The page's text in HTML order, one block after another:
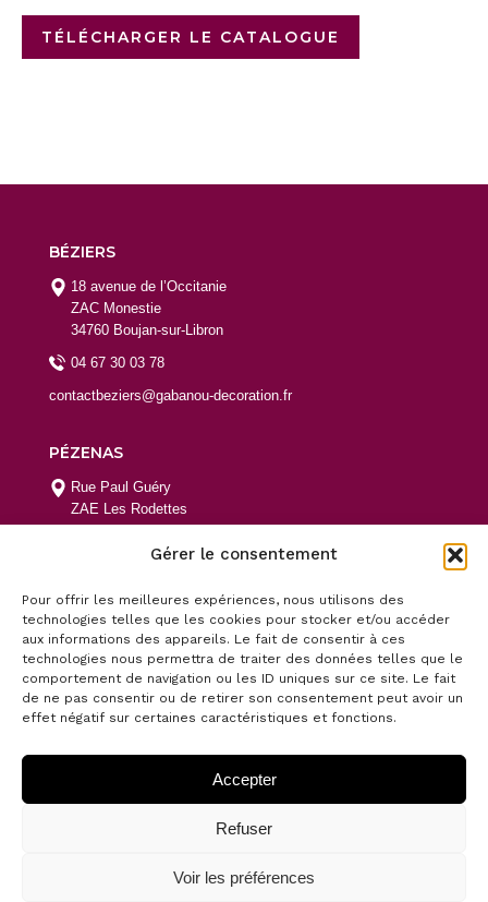
Gérer le consentement
Pour offrir les meilleures expériences, nous utilisons des
technologies telles que les cookies pour stocker et/ou accéder
aux informations des appareils. Le fait de consentir à ces
technologies nous permettra de traiter des données telles que le
comportement de navigation ou les ID uniques sur ce site. Le fait
de ne pas consentir ou de retirer son consentement peut avoir un
effet négatif sur certaines caractéristiques et fonctions.
Accepter
Refuser
Voir les préférences
TÉLÉCHARGER LE CATALOGUE
BÉZIERS
18 avenue de l’Occitanie
ZAC Monestie
34760 Boujan-sur-Libron
04 67 30 03 78
contactbeziers@gabanou-decoration.fr
PÉZENAS
Rue Paul Guéry
ZAE Les Rodettes
34120 Pézenas
04 99 43 55 28
contactpezenas@gabanou-decoration.fr
Nos services
Paiement en ligne
Nos points de vente
Nous contacter
nous !